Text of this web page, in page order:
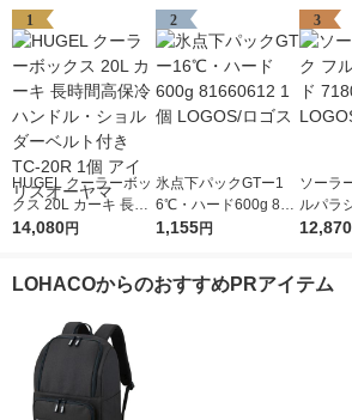
1
HUGEL クーラーボッ
クス 20L カーキ 長時
間高保冷 ハンドル・
オーヤマ
14,080円
2
氷点下パックGTー1
6℃・ハード600g 816
60612 1個 LOGOS/ロ
1,155円
3
ソーラ
ルパラ
9034
12,870
LOHACOからのおすすめPRアイテム